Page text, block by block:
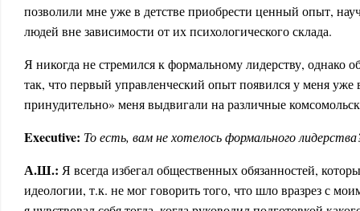
позволили мне уже в детстве приобрести ценный опыт,
людей вне зависимости от их психологического склада.
Я никогда не стремился к формальному лидерству, однако
так, что первый управленческий опыт появился у меня уже
принудительно» меня выдвигали на различные
Executive: То есть, вам не хотелось формального
А.Ш.: Я всегда избегал общественных обязанностей,
идеологии, т.к. не мог говорить того, что шло вразрез с